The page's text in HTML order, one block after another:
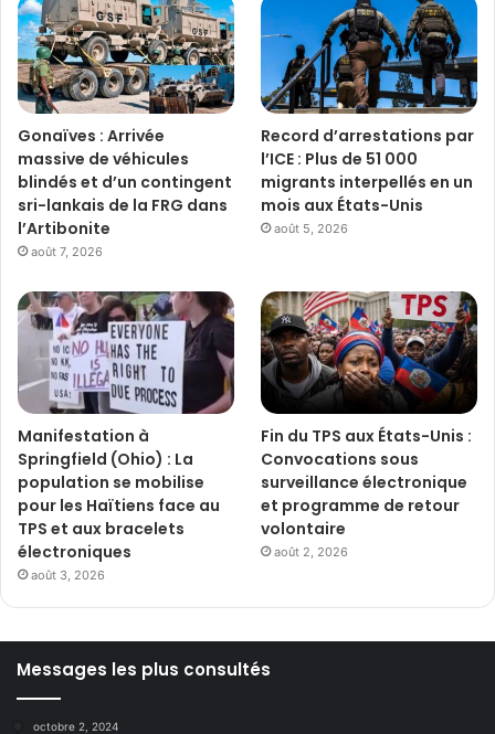
Gonaïves : Arrivée
massive de véhicules
blindés et d’un contingent
sri-lankais de la FRG dans
l’Artibonite
août 7, 2026
Record d’arrestations par
l’ICE : Plus de 51 000
migrants interpellés en un
mois aux États-Unis
août 5, 2026
Manifestation à
Springfield (Ohio) : La
population se mobilise
pour les Haïtiens face au
TPS et aux bracelets
électroniques
août 3, 2026
Fin du TPS aux États-Unis :
Convocations sous
surveillance électronique
et programme de retour
volontaire
août 2, 2026
Messages les plus consultés
octobre 2, 2024